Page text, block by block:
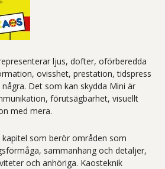
ljus, dofter, oförberedda
ovisshet, prestation, tidspress
Det som kan skydda Mini är
förutsägbarhet, visuellt
med mera.
kapitel som berör områden som
sammanhang och detaljer,
och anhöriga. Kaosteknik